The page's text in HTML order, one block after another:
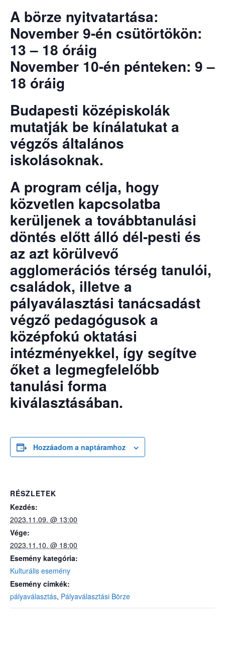
A börze nyitvatartása:
November 9-én csütörtökön:
13 – 18 óráig
November 10-én pénteken: 9 –
18 óráig
Budapesti középiskolák
mutatják be kínálatukat a
végzős általános
iskolásoknak.
A program célja, hogy
közvetlen kapcsolatba
kerüljenek a továbbtanulási
döntés előtt álló dél-pesti és
az azt körülvevő
agglomerációs térség tanulói,
családok, illetve a
pályaválasztási tanácsadást
végző pedagógusok a
középfokú oktatási
intézményekkel, így segítve
őket a legmegfelelőbb
tanulási forma
kiválasztásában.
Hozzáadom a naptáramhoz
RÉSZLETEK
Kezdés:
2023.11.09. @ 13:00
Vége:
2023.11.10. @ 18:00
Esemény kategória:
Kulturális esemény
Esemény címkék:
pályaválasztás, Pályaválasztási Börze